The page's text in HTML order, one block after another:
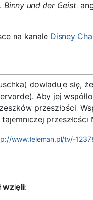
Binny und der Geist,
na kanale Disney
dowiaduje się,
Aby jej
przeszłości.
przeszłości
www.teleman.pl/tv/-
wzięli: